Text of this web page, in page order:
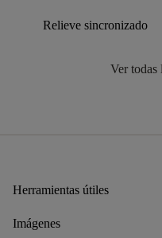
Relieve sincronizado
Ver todas
Herramientas útiles
Imágenes